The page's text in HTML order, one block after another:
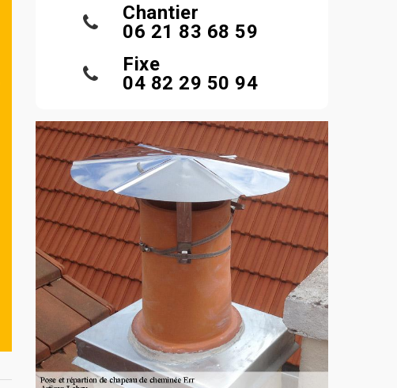
Chantier
06 21 83 68 59
Fixe
04 82 29 50 94